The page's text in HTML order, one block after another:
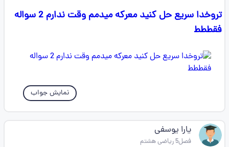
تروخدا سریع حل کنید معرکه میدمم وقت ندارم 2 سواله
فقططط
نمایش جواب
یارا یوسفی
فصل5 ریاضی هشتم